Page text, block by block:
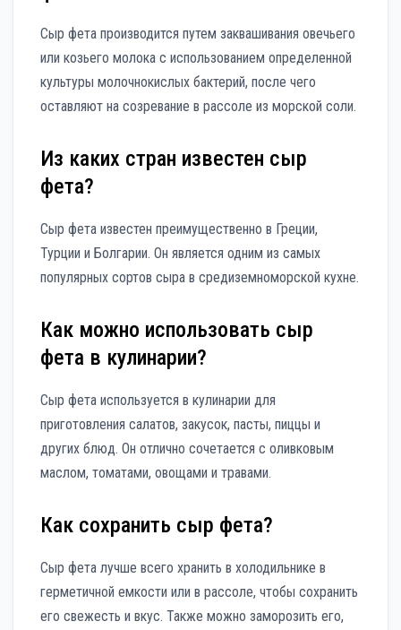
Сыр фета производится путем заквашивания овечьего
или козьего молока с использованием определенной
культуры молочнокислых бактерий, после чего
оставляют на созревание в рассоле из морской соли.
Из каких стран известен сыр
фета?
Сыр фета известен преимущественно в Греции,
Турции и Болгарии. Он является одним из самых
популярных сортов сыра в средиземноморской кухне.
Как можно использовать сыр
фета в кулинарии?
Сыр фета используется в кулинарии для
приготовления салатов, закусок, пасты, пиццы и
других блюд. Он отлично сочетается с оливковым
маслом, томатами, овощами и травами.
Как сохранить сыр фета?
Сыр фета лучше всего хранить в холодильнике в
герметичной емкости или в рассоле, чтобы сохранить
его свежесть и вкус. Также можно заморозить его,